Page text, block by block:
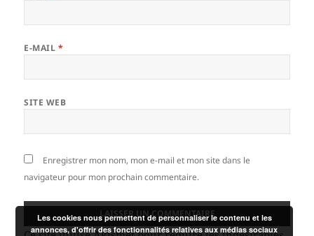
E-MAIL *
SITE WEB
Enregistrer mon nom, mon e-mail et mon site dans le
navigateur pour mon prochain commentaire.
Les cookies nous permettent de personnaliser le contenu et les
annonces, d'offrir des fonctionnalités relatives aux médias sociaux